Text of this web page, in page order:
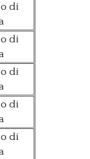
di
di
di
di
di